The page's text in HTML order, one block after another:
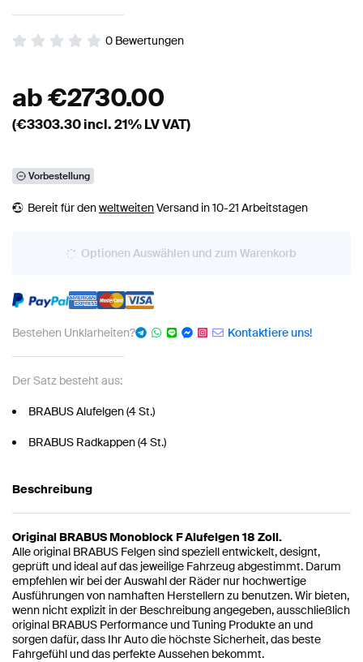
0 Bewertungen
ab€2730.00
(€3303.30incl. 21% LV VAT)
Vorbestellung
Bereit für denweltweitenVersand in 10-21 Arbeitstagen
Optionen Auswählen und zum Warenkorb
Bestehen Unklarheiten? Kontaktiere uns!
Der Satz besteht aus:
BRABUS Alufelgen (4 St.)
BRABUS Radkappen (4 St.)
Beschreibung
Original BRABUS Monoblock F Alufelgen 18 Zoll.
Alle original BRABUS Felgen sind speziell entwickelt, designt,
geprüft und ideal auf das jeweilige Fahrzeug abgestimmt. Darum
empfehlen wir bei der Auswahl der Räder nur hochwertige
Ausführungen von namhaften Herstellern zu benutzen. Wir bieten,
wenn nicht explizit in der Beschreibung angegeben, ausschließlich
original BRABUS Performance und Tuning Produkte an und
sorgen dafür, dass Ihr Auto die höchste Sicherheit, das beste
Fahrgefühl und das perfekte Aussehen bekommt.